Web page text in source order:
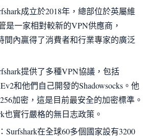
成立於2018年，總部位於英屬維
是一家相對較新的VPN供應商，
間內贏得了消費者和行業專家的廣泛
提供了多種VPN協議，包括
和他們自己開發的Shadowsocks。他
加密，這是目前最安全的加密標準。
也實行嚴格的無日志政策。
：Surfshark在全球60多個國家設有3200